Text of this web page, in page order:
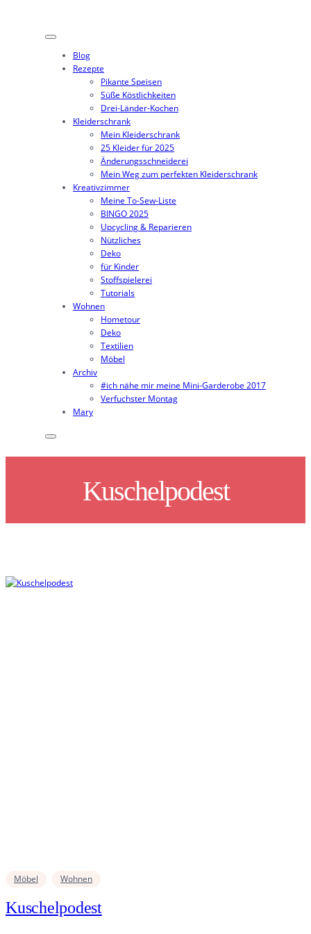
Blog
Rezepte
Pikante Speisen
Süße Köstlichkeiten
Drei-Länder-Kochen
Kleiderschrank
Mein Kleiderschrank
25 Kleider für 2025
Änderungsschneiderei
Mein Weg zum perfekten Kleiderschrank
Kreativzimmer
Meine To-Sew-Liste
BINGO 2025
Upcycling & Reparieren
Nützliches
Deko
für Kinder
Stoffspielerei
Tutorials
Wohnen
Hometour
Deko
Textilien
Möbel
Archiv
#ich nähe mir meine Mini-Garderobe 2017
Verfuchster Montag
Mary
Kuschelpodest
Möbel Wohnen
Kuschelpodest